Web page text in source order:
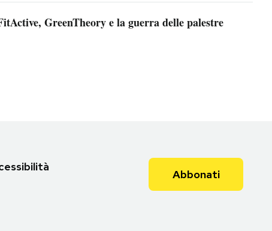
GreenTheory e la guerra delle palestre
Abbonati